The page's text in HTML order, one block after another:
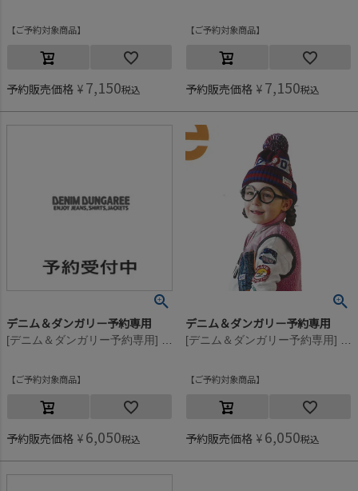
ご予約対象商品
予約販売価格 ¥ 7,150税込
ご予約対象商品
予約販売価格 ¥ 7,150税込
デニム＆ダンガリー予約専用
ご予約対象商品
予約販売価格 ¥ 6,050税込
デニム＆ダンガリー予約専用
ご予約対象商品
予約販売価格 ¥ 6,050税込